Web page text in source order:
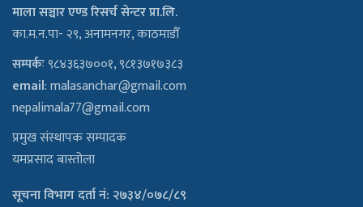
माला सञ्चार एण्ड रिसर्च सेन्टर प्रा.लि.
का.म.न.पा- २९, अनामनगर, काठमाडौँ
सम्पर्कः९८४३६३७००१, ९८१३७१७३८३
email:malasanchar@gmail.com
nepalimala77@gmail.com
प्रमुख संस्थापक सम्पादक
यमप्रसाद बास्तोला
सूचना विभाग दर्ता नं: २७३४/०७८/८९